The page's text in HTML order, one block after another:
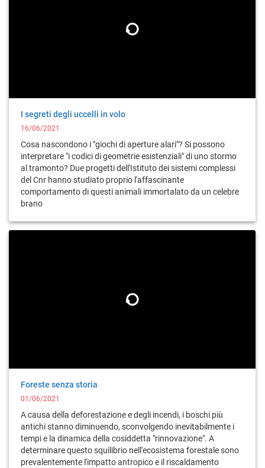
I segreti degli uccelli in volo
16/06/2021
Cosa nascondono i "giochi di aperture alari"? Si possono
interpretare "i codici di geometrie esistenziali" di uno stormo
al tramonto? Due progetti dell'Istituto dei sistemi complessi
del Cnr hanno studiato proprio l'affascinante
comportamento di questi animali immortalato da un celebre
brano
Foreste senza storia
01/06/2021
A causa della deforestazione e degli incendi, i boschi più
antichi stanno diminuendo, sconvolgendo inevitabilmente i
tempi e la dinamica della cosiddetta "rinnovazione". A
determinare questo squilibrio nell'ecosistema forestale sono
prevalentemente l'impatto antropico e il riscaldamento